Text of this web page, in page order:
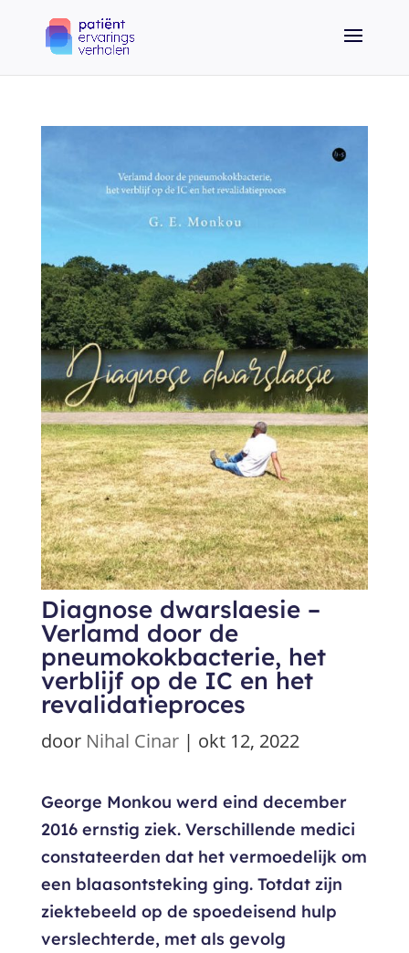
Diagnose dwarslaesie –
Verlamd door de
pneumokokbacterie, het
verblijf op de IC en het
revalidatieproces
door Nihal Cinar| okt 12, 2022
George Monkou werd eind december
2016 ernstig ziek. Verschillende medici
constateerden dat het vermoedelijk om
een blaasontsteking ging. Totdat zijn
ziektebeeld op de spoedeisend hulp
verslechterde, met als gevolg